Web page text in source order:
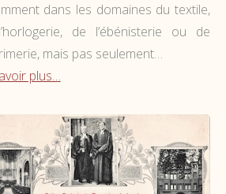
dans les domaines du textile,
de l’ébénisterie ou de
mais pas seulement…
plus…